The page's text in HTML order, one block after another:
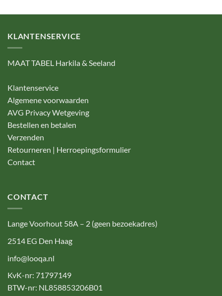
KLANTENSERVICE
MAAT TABEL Harkila & Seeland
Klantenservice
Algemene voorwaarden
AVG Privacy Wetgeving
Bestellen en betalen
Verzenden
Retourneren | Herroepingsformulier
Contact
CONTACT
Lange Voorhout 58A – 2 (geen bezoekadres)
2514 EG Den Haag
info@looqa.nl
KvK-nr: 71797149
BTW-nr: NL858853206B01